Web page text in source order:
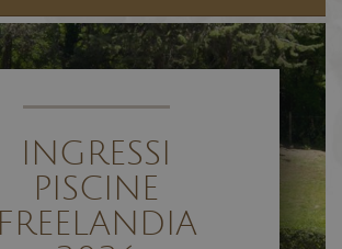
INGRESSI
PISCINE
FREELANDIA